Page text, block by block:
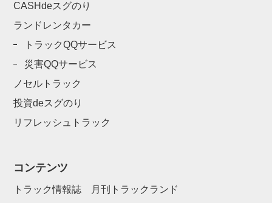
CASHdeスグのり
ランドレンタカー
トラックQQサービス
災害QQサービス
ノセルトラック
投資deスグのり
リフレッシュトラック
コンテンツ
トラック情報誌 月刊トラックランド